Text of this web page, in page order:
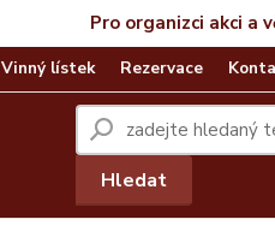
Pro organizci akci a
Vinný lístek Rezervace
Hledat